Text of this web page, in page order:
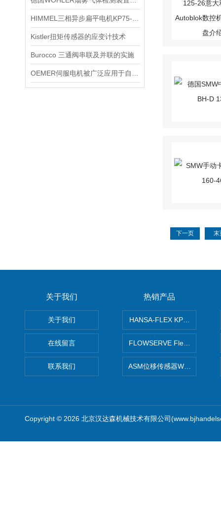
Kistler扭矩传感器的应变计技术
Burocco 三通阀串联及并联的实施
下一页 末
关于我们
关于我们
在线留言
联系我们
热销产品
HANSA-FLEX KP100P紧凑
FLOWSERVE Flex Wedge闸
ASM位移传感器WS10-750
Copyright © 2026 北京汉达森机械技术有限公司